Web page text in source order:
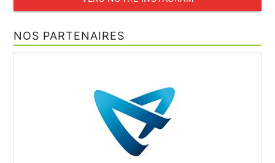
NOS PARTENAIRES